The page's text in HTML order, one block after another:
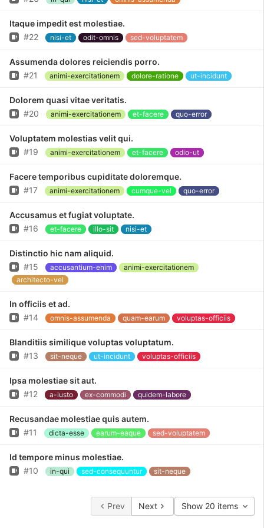
Itaque impedit est molestiae.
Issue
#22 nisi-et odit-omnis sed-voluptatem
Assumenda dolores reiciendis porro.
Issue
#21 animi-exercitationem dolore-ratione ut-incidunt
Dolorem quasi vitae veritatis.
Issue
#20 animi-exercitationem et-facere quo-error
Voluptatem molestias velit qui.
Issue
#19 animi-exercitationem et-facere odio-ut
Facere temporibus cupiditate doloremque.
Issue
#17 animi-exercitationem cumque-vel quo-error
Accusamus et fugiat voluptate.
Issue
#16 et-facere illo-sit nisi-et
Distinctio hic nam aliquid.
Issue
#15 accusantium-enim
animi-exercitationem
architecto-vel
In officiis et ad.
Issue
#14 omnis-assumenda quam-earum voluptas-officiis
Blanditiis similique voluptas voluptatum.
Issue
#13 sit-neque ut-incidunt voluptas-officiis
Ipsa molestiae sit aut.
Issue
#12 a-iusto ex-commodi quidem-labore
Recusandae molestiae quis autem.
Issue
#11 dicta-esse earum-eaque sed-voluptatem
Id tempore minus molestiae.
Issue
#10 in-qui sed-consequuntur sit-neque
Prev Next Show 20 items